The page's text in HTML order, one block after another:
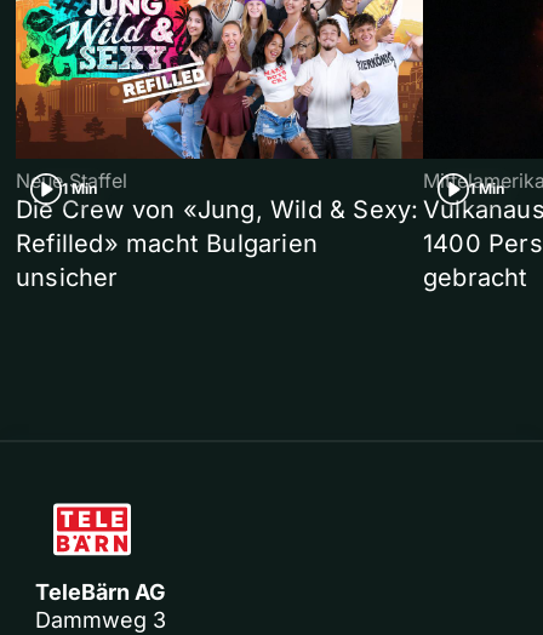
1 Min
Neue Staffel
Die Crew von «Jung, Wild & Sexy:
Refilled» macht Bulgarien
unsicher
1 Min
1400
gebracht
TeleBärn AG
Dammweg 3